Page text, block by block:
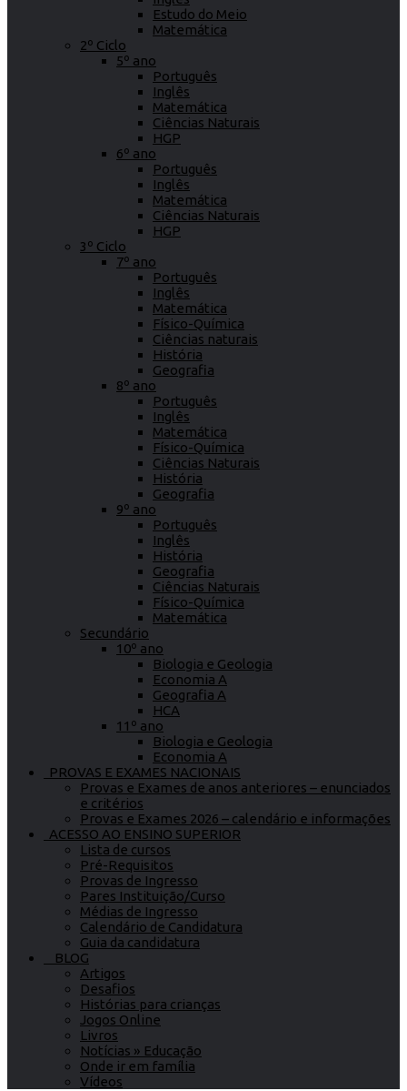
Estudo do Meio
Matemática
2º Ciclo
5º ano
Português
Inglês
Matemática
Ciências Naturais
HGP
6º ano
Português
Inglês
Matemática
Ciências Naturais
HGP
3º Ciclo
7º ano
Português
Inglês
Matemática
Físico-Química
Ciências naturais
História
Geografia
8º ano
Português
Inglês
Matemática
Físico-Química
Ciências Naturais
História
Geografia
9º ano
Português
Inglês
História
Geografia
Ciências Naturais
Físico-Química
Matemática
Secundário
10º ano
Biologia e Geologia
Economia A
Geografia A
HCA
11º ano
Biologia e Geologia
Economia A
PROVAS E EXAMES NACIONAIS
Provas e Exames de anos anteriores – enunciados
e critérios
Provas e Exames 2026 – calendário e informações
ACESSO AO ENSINO SUPERIOR
Lista de cursos
Pré-Requisitos
Provas de Ingresso
Pares Instituição/Curso
Médias de Ingresso
Calendário de Candidatura
Guia da candidatura
BLOG
Artigos
Desafios
Histórias para crianças
Jogos Online
Livros
Notícias » Educação
Onde ir em família
Vídeos